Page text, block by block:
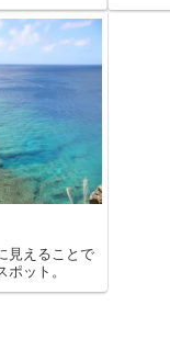
見えることで
ット。